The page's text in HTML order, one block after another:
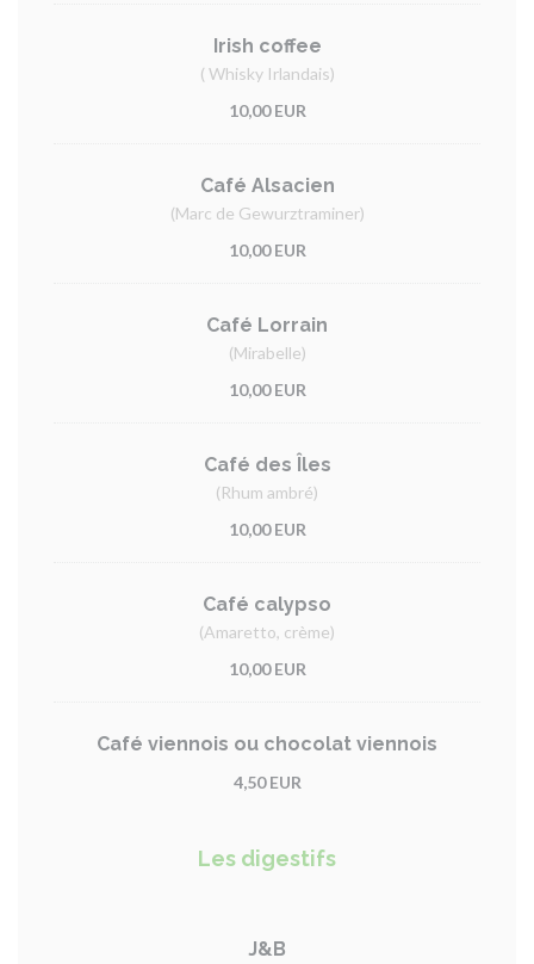
Irish coffee
( Whisky Irlandais)
10,00 EUR
Café Alsacien
(Marc de Gewurztraminer)
10,00 EUR
Café Lorrain
(Mirabelle)
10,00 EUR
Café des Îles
(Rhum ambré)
10,00 EUR
Café calypso
(Amaretto, crème)
10,00 EUR
Café viennois ou chocolat viennois
4,50 EUR
Les digestifs
J&B